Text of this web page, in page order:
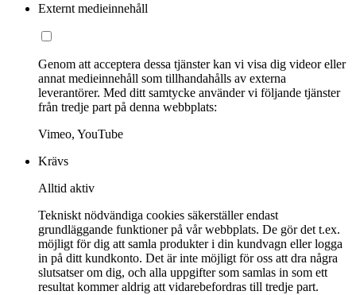
Externt medieinnehåll
Genom att acceptera dessa tjänster kan vi visa dig videor eller
annat medieinnehåll som tillhandahålls av externa
leverantörer. Med ditt samtycke använder vi följande tjänster
från tredje part på denna webbplats:
Vimeo, YouTube
Krävs
Alltid aktiv
Tekniskt nödvändiga cookies säkerställer endast
grundläggande funktioner på vår webbplats. De gör det t.ex.
möjligt för dig att samla produkter i din kundvagn eller logga
in på ditt kundkonto. Det är inte möjligt för oss att dra några
slutsatser om dig, och alla uppgifter som samlas in som ett
resultat kommer aldrig att vidarebefordras till tredje part.